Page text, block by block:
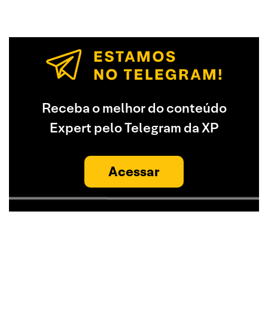
Receba o melhor do conteúdo
Expert pelo Telegram da XP
Acessar